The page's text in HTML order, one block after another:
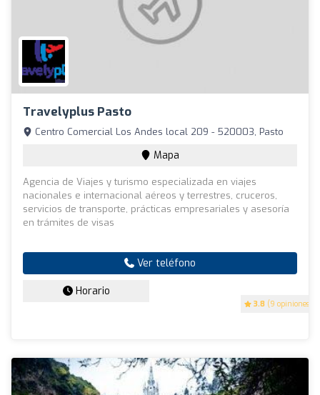
Travelyplus Pasto
3.8 (9 opiniones)
Centro Comercial Los Andes local 209 - 520003, Pasto
Mapa
Agencia de Viajes y turismo especializada en viajes
nacionales e internacional aéreos y terrestres, cruceros,
servicios de transporte, prácticas empresariales y asesoría
en trámites de visas
Ver teléfono
Horario